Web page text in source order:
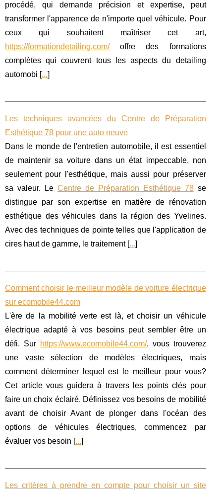
procédé, qui demande précision et expertise, peut
transformer l'apparence de n'importe quel véhicule. Pour
ceux qui souhaitent maîtriser cet art,
https://formationdetailing.com/offre des formations
complètes qui couvrent tous les aspects du detailing
automobi [...]
Les techniques avancées du Centre de Préparation
Esthétique 78 pour une auto neuve
Dans le monde de l'entretien automobile, il est essentiel
de maintenir sa voiture dans un état impeccable, non
seulement pour l'esthétique, mais aussi pour préserver
sa valeur. Le Centre de Préparation Esthétique 78se
distingue par son expertise en matière de rénovation
esthétique des véhicules dans la région des Yvelines.
Avec des techniques de pointe telles que l'application de
cires haut de gamme, le traitement [...]
Comment choisir le meilleur modèle de voiture électrique
sur ecomobile44.com
L'ère de la mobilité verte est là, et choisir un véhicule
électrique adapté à vos besoins peut sembler être un
défi. Sur https://www.ecomobile44.com/, vous trouverez
une vaste sélection de modèles électriques, mais
comment déterminer lequel est le meilleur pour vous?
Cet article vous guidera à travers les points clés pour
faire un choix éclairé. Définissez vos besoins de mobilité
avant de choisir Avant de plonger dans l'océan des
options de véhicules électriques, commencez par
évaluer vos besoin [...]
Les critères à prendre en compte pour choisir un site